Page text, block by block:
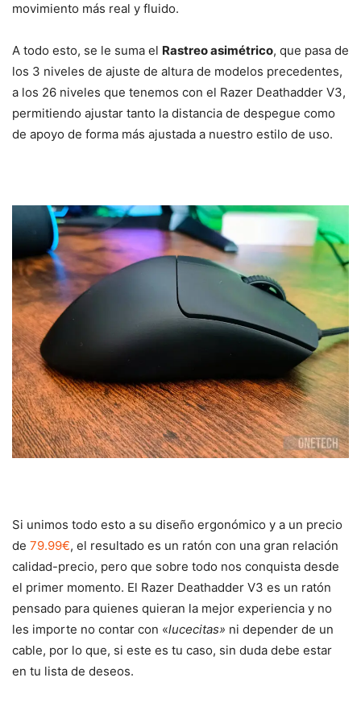
movimiento más real y fluido.
A todo esto, se le suma el Rastreo asimétrico, que pasa de
los 3 niveles de ajuste de altura de modelos precedentes,
a los 26 niveles que tenemos con el Razer Deathadder V3,
permitiendo ajustar tanto la distancia de despegue como
de apoyo de forma más ajustada a nuestro estilo de uso.
Si unimos todo esto a su diseño ergonómico y a un precio
de 79.99€, el resultado es un ratón con una gran relación
calidad-precio, pero que sobre todo nos conquista desde
el primer momento. El Razer Deathadder V3 es un ratón
pensado para quienes quieran la mejor experiencia y no
les importe no contar con «lucecitas» ni depender de un
cable, por lo que, si este es tu caso, sin duda debe estar
en tu lista de deseos.